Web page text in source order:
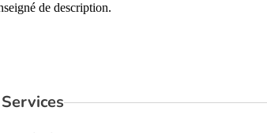
de description.